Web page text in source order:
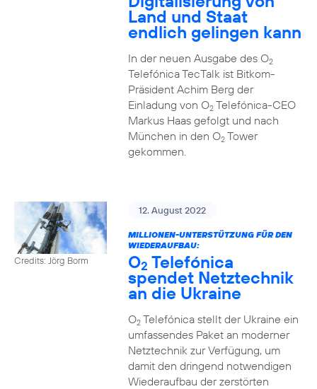
Land und Staat
endlich gelingen kann
In der neuen Ausgabe des O2
Telefónica TecTalk ist Bitkom-
Präsident Achim Berg der
Einladung von O2Telefónica-CEO
Markus Haas gefolgt und nach
München in den O2Tower
gekommen.
Credits: Jörg Borm
12. August 2022
MILLIONEN-UNTERSTÜTZUNG FÜR DEN
WIEDERAUFBAU:
O2 Telefónica
spendet Netztechnik
an die Ukraine
O2Telefónica stellt der Ukraine ein
umfassendes Paket an moderner
Netztechnik zur Verfügung, um
damit den dringend notwendigen
Wiederaufbau der zerstörten